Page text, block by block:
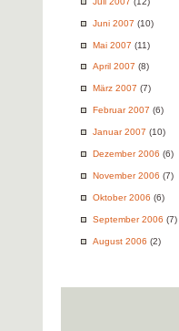
Juni 2007 (10)
Mai 2007 (11)
April 2007 (8)
März 2007 (7)
Februar 2007 (6)
Januar 2007 (10)
Dezember 2006 (6)
November 2006 (7)
Oktober 2006 (6)
September 2006 (7)
August 2006 (2)